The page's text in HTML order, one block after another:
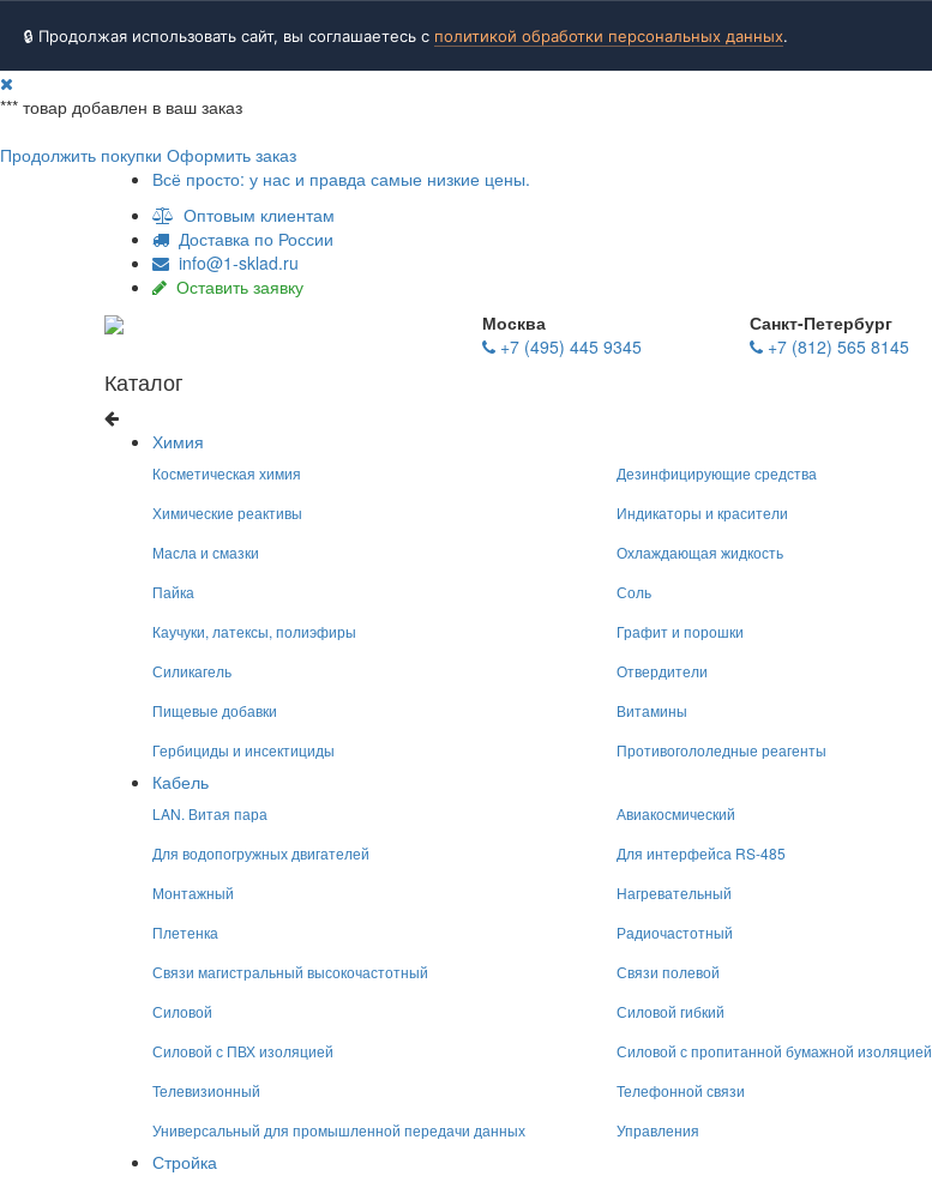
🔒 Продолжая использовать сайт, вы соглашаетесь с политикой обработки персональных данных.
*** товар добавлен в ваш заказ
Продолжить покупки Оформить заказ
Всё просто: у нас и правда самые низкие цены.
Оптовым клиентам
Доставка по России
info@1-sklad.ru
Оставить заявку
Москва
+7 (495) 445 9345
Санкт-Петербург
+7 (812) 565 8145
Каталог
Химия
Косметическая химия Дезинфицирующие средства
Химические реактивы
Индикаторы и красители
Масла и смазки
Охлаждающая жидкость
Пайка
Соль
Каучуки, латексы, полиэфиры
Графит и порошки
Силикагель
Отвердители
Пищевые добавки
Витамины
Гербициды и инсектициды
Противогололедные реагенты
Кабель
LAN. Витая пара Авиакосмический
Для водопогружных двигателей
Для интерфейса RS-485
Монтажный
Нагревательный
Плетенка
Радиочастотный
Связи магистральный высокочастотный
Связи полевой
Силовой
Силовой гибкий
Силовой с ПВХ изоляцией
Силовой с пропитанной бумажной изоляцией
Телевизионный
Телефонной связи
Универсальный для промышленной передачи данных
Управления
Стройка